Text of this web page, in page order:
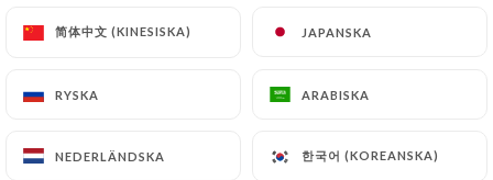
简体中文 (KINESISKA) JAPANSKA
RYSKA ARABISKA
NEDERLÄNDSKA 한국어 (KOREANSKA)
Brasserie Gioffredo
简体中文 (KINESISKA) JAPANSKA
RYSKA ARABISKA
NEDERLÄNDSKA 한국어 (KOREANSKA)